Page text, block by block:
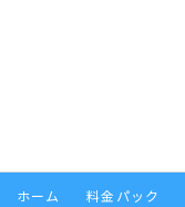
ホーム 料金パック